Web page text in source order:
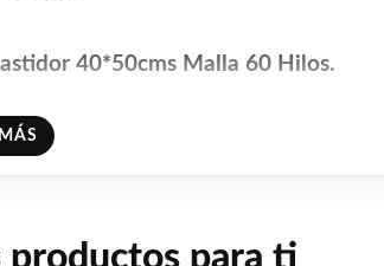
40*50cms Malla 60 Hilos.
36cms
productos para ti